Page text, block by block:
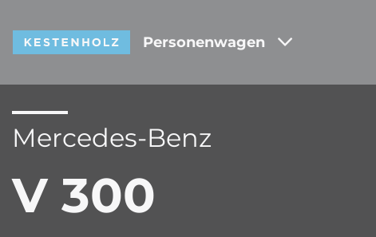
Personenwagen
Mercedes-Benz
V 300